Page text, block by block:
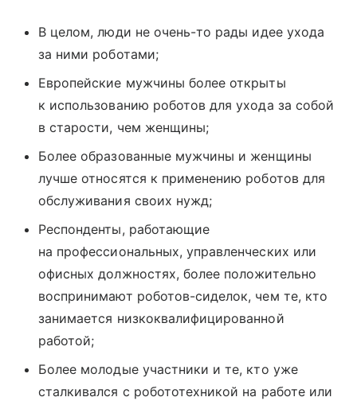
В целом, люди не очень-то рады идее ухода
за ними роботами;
Европейские мужчины более открыты
к использованию роботов для ухода за собой
в старости, чем женщины;
Более образованные мужчины и женщины
лучше относятся к применению роботов для
обслуживания своих нужд;
Респонденты, работающие
на профессиональных, управленческих или
офисных должностях, более положительно
воспринимают роботов-сиделок, чем те, кто
занимается низкоквалифицированной
работой;
Более молодые участники и те, кто уже
сталкивался с робототехникой на работе или